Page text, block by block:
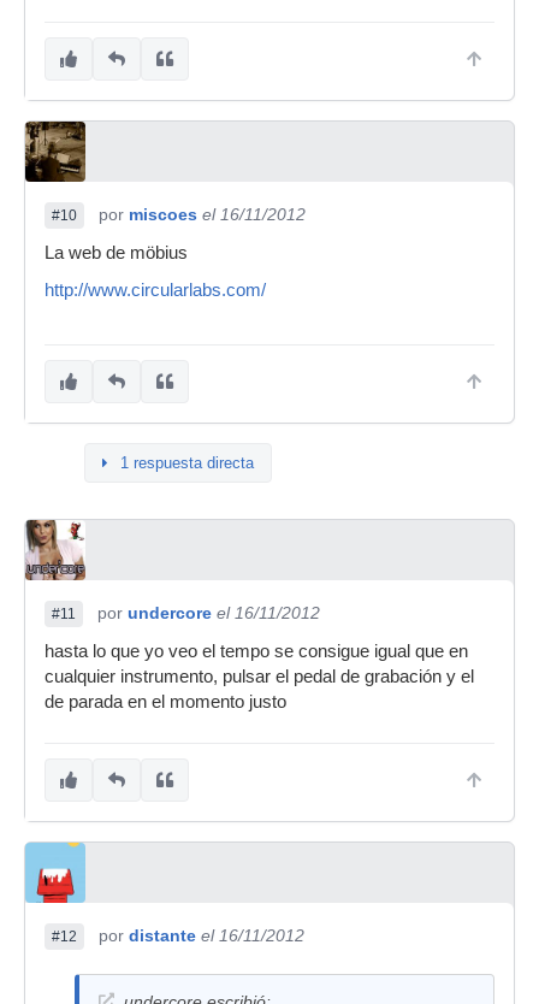
#10 por miscoes el 16/11/2012
La web de möbius
http://www.circularlabs.com/
1 respuesta directa
#11 por undercore el 16/11/2012
hasta lo que yo veo el tempo se consigue igual que en
cualquier instrumento, pulsar el pedal de grabación y el
de parada en el momento justo
#12 por distante el 16/11/2012